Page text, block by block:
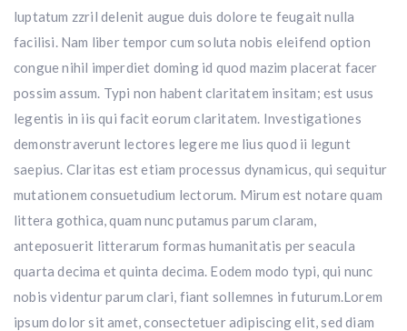
luptatum zzril delenit augue duis dolore te feugait nulla
facilisi. Nam liber tempor cum soluta nobis eleifend option
congue nihil imperdiet doming id quod mazim placerat facer
possim assum. Typi non habent claritatem insitam; est usus
legentis in iis qui facit eorum claritatem. Investigationes
demonstraverunt lectores legere me lius quod ii legunt
saepius. Claritas est etiam processus dynamicus, qui sequitur
mutationem consuetudium lectorum. Mirum est notare quam
littera gothica, quam nunc putamus parum claram,
anteposuerit litterarum formas humanitatis per seacula
quarta decima et quinta decima. Eodem modo typi, qui nunc
nobis videntur parum clari, fiant sollemnes in futurum.Lorem
ipsum dolor sit amet, consectetuer adipiscing elit, sed diam